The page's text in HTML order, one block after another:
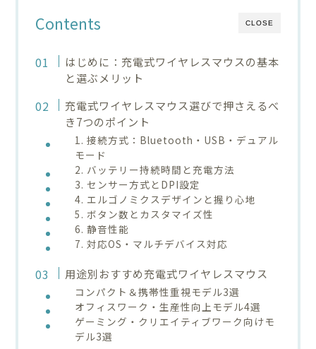
CLOSE
Contents
はじめに：充電式ワイヤレスマウスの基本
と選ぶメリット
充電式ワイヤレスマウス選びで押さえるべ
き7つのポイント
1. 接続方式：Bluetooth・USB・デュアル
モード
2. バッテリー持続時間と充電方法
3. センサー方式とDPI設定
4. エルゴノミクスデザインと握り心地
5. ボタン数とカスタマイズ性
6. 静音性能
7. 対応OS・マルチデバイス対応
用途別おすすめ充電式ワイヤレスマウス
コンパクト＆携帯性重視モデル3選
オフィスワーク・生産性向上モデル4選
ゲーミング・クリエイティブワーク向けモ
デル3選